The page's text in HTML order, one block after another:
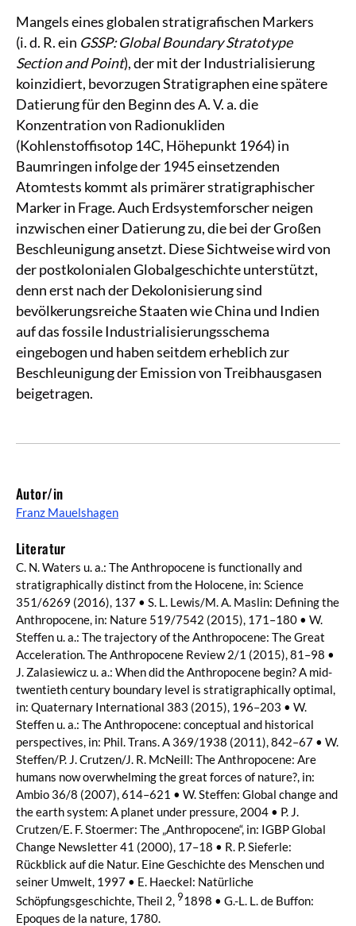
Mangels eines globalen stratigrafischen Markers
(i. d. R. ein GSSP: Global Boundary Stratotype
Section and Point), der mit der Industrialisierung
koinzidiert, bevorzugen Stratigraphen eine spätere
Datierung für den Beginn des A. V. a. die
Konzentration von Radionukliden
(Kohlenstoffisotop 14C, Höhepunkt 1964) in
Baumringen infolge der 1945 einsetzenden
Atomtests kommt als primärer stratigraphischer
Marker in Frage. Auch Erdsystemforscher neigen
inzwischen einer Datierung zu, die bei der Großen
Beschleunigung ansetzt. Diese Sichtweise wird von
der postkolonialen Globalgeschichte unterstützt,
denn erst nach der Dekolonisierung sind
bevölkerungsreiche Staaten wie China und Indien
auf das fossile Industrialisierungsschema
eingebogen und haben seitdem erheblich zur
Beschleunigung der Emission von Treibhausgasen
beigetragen.
Autor/in
Franz Mauelshagen
Literatur
C. N. Waters u. a.: The Anthropocene is functionally and
stratigraphically distinct from the Holocene, in: Science
351/6269 (2016), 137 • S. L. Lewis/M. A. Maslin: Defining the
Anthropocene, in: Nature 519/7542 (2015), 171–180 • W.
Steffen u. a.: The trajectory of the Anthropocene: The Great
Acceleration. The Anthropocene Review 2/1 (2015), 81–98 •
J. Zalasiewicz u. a.: When did the Anthropocene begin? A mid-
twentieth century boundary level is stratigraphically optimal,
in: Quaternary International 383 (2015), 196–203 • W.
Steffen u. a.: The Anthropocene: conceptual and historical
perspectives, in: Phil. Trans. A 369/1938 (2011), 842–67 • W.
Steffen/P. J. Crutzen/J. R. McNeill: The Anthropocene: Are
humans now overwhelming the great forces of nature?, in:
Ambio 36/8 (2007), 614–621 • W. Steffen: Global change and
the earth system: A planet under pressure, 2004 • P. J.
Crutzen/E. F. Stoermer: The „Anthropocene“, in: IGBP Global
Change Newsletter 41 (2000), 17–18 • R. P. Sieferle:
Rückblick auf die Natur. Eine Geschichte des Menschen und
seiner Umwelt, 1997 • E. Haeckel: Natürliche
Schöpfungsgeschichte, Theil 2, 91898 • G.-L. L. de Buffon:
Epoques de la nature, 1780.